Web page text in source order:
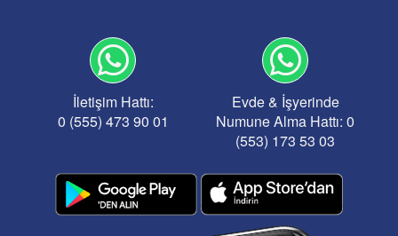
İletişim Hattı:
0 (555) 473 90 01
Evde & İşyerinde
Numune Alma Hattı: 0
(553) 173 53 03